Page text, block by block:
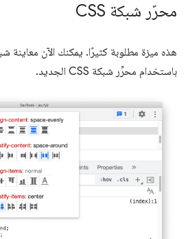
محرّر شبكة CSS
باستخدام محرِّر شبكة CSS الجديد.